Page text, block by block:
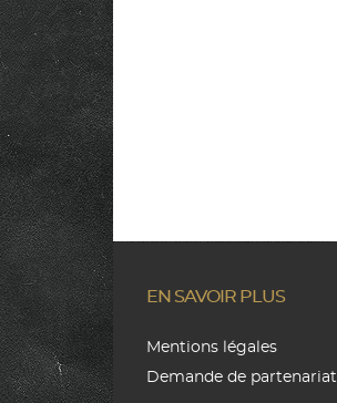
EN SAVOIR PLUS
Mentions légales
Demande de partenariat